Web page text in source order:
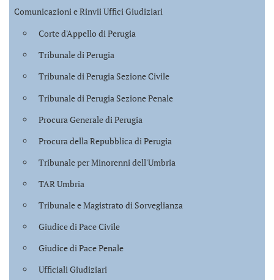
Comunicazioni e Rinvii Uffici Giudiziari
Corte d'Appello di Perugia
Tribunale di Perugia
Tribunale di Perugia Sezione Civile
Tribunale di Perugia Sezione Penale
Procura Generale di Perugia
Procura della Repubblica di Perugia
Tribunale per Minorenni dell'Umbria
TAR Umbria
Tribunale e Magistrato di Sorveglianza
Giudice di Pace Civile
Giudice di Pace Penale
Ufficiali Giudiziari